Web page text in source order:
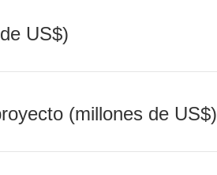
US$)
(millones de US$)